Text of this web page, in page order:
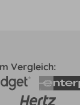
Vergleich: